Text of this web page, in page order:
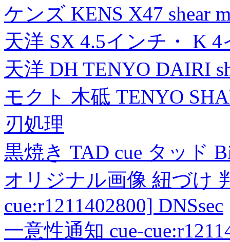
ケンズ KENS X47 shear
天洋 SX 4.5インチ・ K
天洋 DH TENYO DAIRI
モクト 木砥 TENYO
刃処理
黒焼き TAD cue タッド
オリジナル画像 紐づけ
cue:r1211402800] DNSsec
一意性通知 cue-